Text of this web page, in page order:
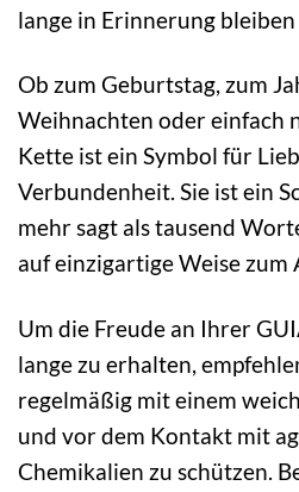
lange in Erinnerung bleiben
Ob zum Geburtstag, zum
Weihnachten oder einfach
Kette ist ein Symbol für
Verbundenheit. Sie ist ein
mehr sagt als tausend
auf einzigartige Weise zum
Um die Freude an Ihrer
lange zu erhalten,
regelmäßig mit einem
und vor dem Kontakt mit
Chemikalien zu schützen.